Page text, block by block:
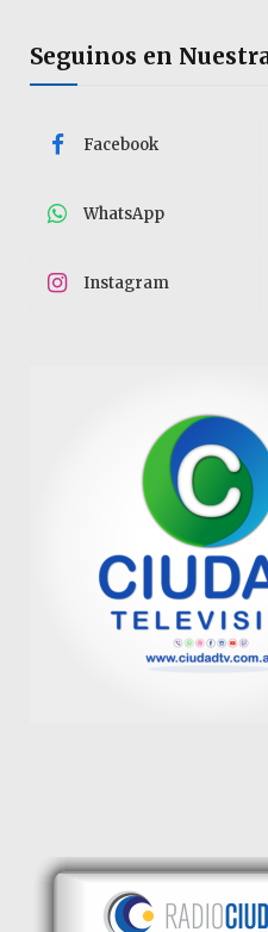
Seguinos en
Facebook
WhatsApp
Instagram